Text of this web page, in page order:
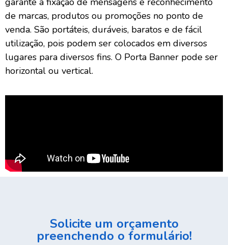
de marcas, produtos ou promoções no ponto de
venda. São portáteis, duráveis, baratos e de fácil
utilização, pois podem ser colocados em diversos
lugares para diversos fins. O Porta Banner pode ser
horizontal ou vertical.
Solicite um orçamento
preenchendo o formulário!